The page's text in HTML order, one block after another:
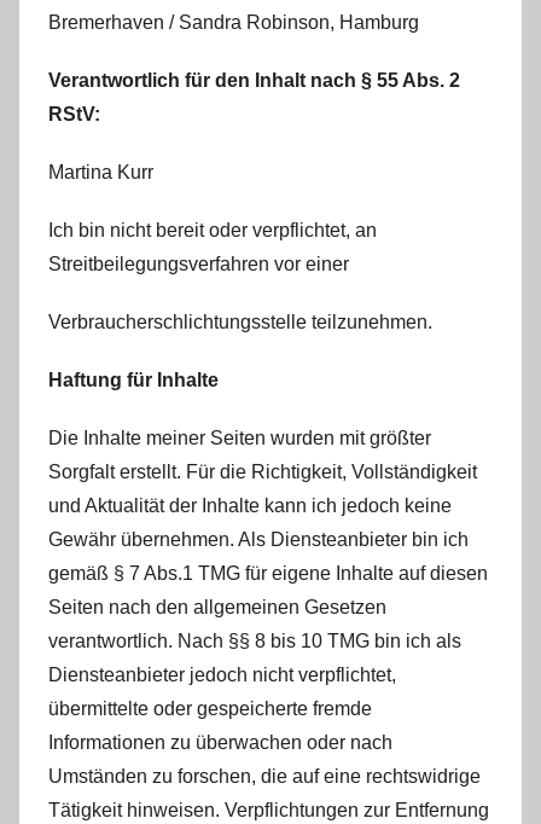
Bremerhaven / Sandra Robinson, Hamburg
Verantwortlich für den Inhalt nach § 55 Abs. 2
RStV:
Martina Kurr
Ich bin nicht bereit oder verpflichtet, an
Streitbeilegungsverfahren vor einer
Verbraucherschlichtungsstelle teilzunehmen.
Haftung für Inhalte
Die Inhalte meiner Seiten wurden mit größter
Sorgfalt erstellt. Für die Richtigkeit, Vollständigkeit
und Aktualität der Inhalte kann ich jedoch keine
Gewähr übernehmen. Als Diensteanbieter bin ich
gemäß § 7 Abs.1 TMG für eigene Inhalte auf diesen
Seiten nach den allgemeinen Gesetzen
verantwortlich. Nach §§ 8 bis 10 TMG bin ich als
Diensteanbieter jedoch nicht verpflichtet,
übermittelte oder gespeicherte fremde
Informationen zu überwachen oder nach
Umständen zu forschen, die auf eine rechtswidrige
Tätigkeit hinweisen. Verpflichtungen zur Entfernung